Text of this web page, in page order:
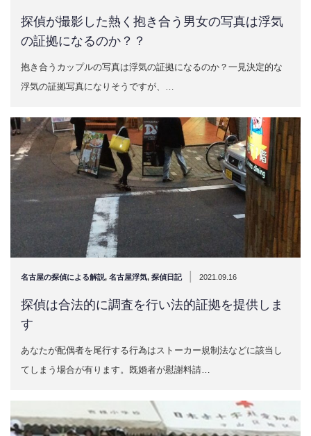
探偵が撮影した熱く抱き合う男女の写真は浮気
の証拠になるのか？？
抱き合うカップルの写真は浮気の証拠になるのか？一見決定的な
浮気の証拠写真になりそうですが、…
名古屋の探偵による解説, 名古屋浮気, 探偵日記 | 2021.09.16
探偵は合法的に調査を行い法的証拠を提供しま
す
あなたが配偶者を尾行する行為はストーカー規制法などに該当し
てしまう場合が有ります。既婚者が慰謝料請…